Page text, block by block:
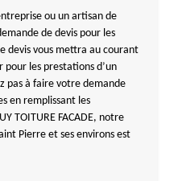
ou un artisan de
de devis pour les
devis vous mettra au courant
pour les prestations d’un
pas à faire votre demande
en remplissant les
TOITURE FACADE, notre
Pierre et ses environs est